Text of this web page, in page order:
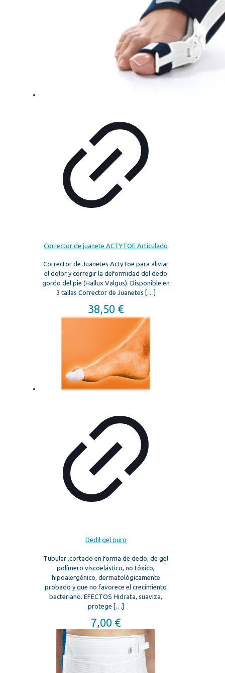
Corrector de juanete ACTYTOE Articulado
Corrector de Juanetes ActyToe para aliviar
el dolor y corregir la deformidad del dedo
gordo del pie (Hallux Valgus). Disponible en
3 tallas Corrector de Juanetes […]
38,50 €
Dedil gel puro
Tubular ,cortado en forma de dedo, de gel
polímero viscoelástico, no tóxico,
hipoalergénico, dermatológicamente
probado y que no favorece el crecimiento
bacteriano. EFECTOS Hidrata, suaviza,
protege […]
7,00 €